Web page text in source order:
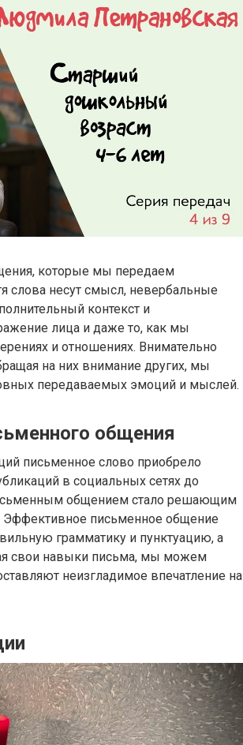
которые мы передаем
слова несут смысл, невербальные
контекст и
лица и даже то, как мы
и отношениях. Внимательно
на них внимание других, мы
передаваемых эмоций и мыслей.
общения
письменное слово приобрело
в социальных сетях до
общением стало решающим
Эффективное письменное общение
грамматику и пунктуацию, а
свои навыки письма, мы можем
неизгладимое впечатление на